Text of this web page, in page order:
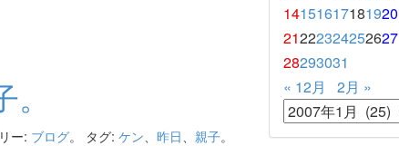
ー: ブログ。 タグ: ケン 昨日 親子。
14151617181920
21222324252627
28293031
« 12月
2月 »